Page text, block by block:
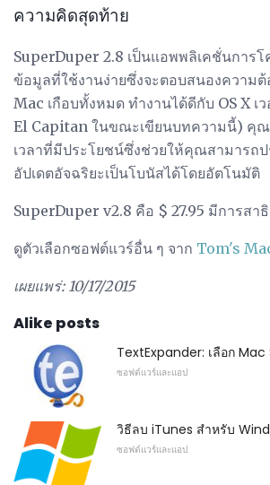
ความคิดสุดท้าย
SuperDuper 2.8 เป็นแอพพลิเคชั่นการ
ข้อมูลที่ใช้งานง่ายซึ่งจะตอบสนองความต้
Mac เกือบทั้งหมด ทำงานได้ดีกับ OS X เ
El Capitan ในขณะเขียนบทความนี้) คุ
เวลาที่มีประโยชน์ซึ่งช่วยให้คุณสามารถ
อัปเดตอัจฉริยะเป็นโบนัสได้โดยอัตโนมัติ
SuperDuper v2.8 คือ $ 27.95 มีการสา
ดูตัวเลือกซอฟต์แวร์อื่น ๆ จาก Tom's
เผยแพร่: 10/17/2015
Alike posts
TextExpander: เลือก
ซอฟต์แวร์และแอป
วิธีลบ iTunes สำหรับ
ซอฟต์แวร์และแอป